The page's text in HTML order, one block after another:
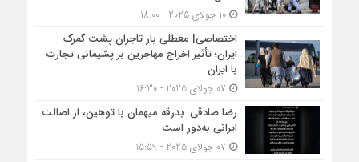
10 جولای 2025 - 18:00
اختصاصی| معطلی بار تاجران پشت گمرک
ایران؛ تأثیر اخراج مهاجرین بر پشیمانی تجارت
با ایران
رضا صادقی: بدرقه میهمان با توهین، از اصالت
ایرانی به‌دور است